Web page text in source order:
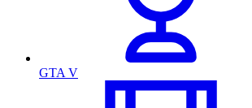
GTA V